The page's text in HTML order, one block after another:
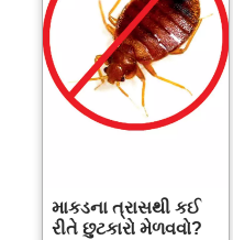
માકડના ત્રાસથી કઈ
રીતે છુટકારો મેળવવો?